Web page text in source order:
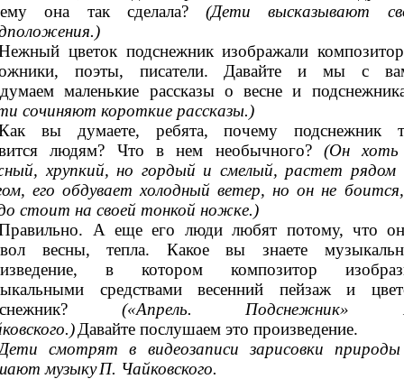
она так сделала?(Дети высказывают
цветок подснежник изображали
поэты, писатели. Давайте и мы с
маленькие рассказы о весне и
сочиняют короткие рассказы.)
вы думаете, ребята, почему подснежник
людям? Что в нем необычного? (Он
хрупкий, но гордый и смелый, растет рядом
его обдувает холодный ветер, но он не
стоит на своей тонкой ножке.)
А еще его люди любят потому, что
весны, тепла. Какое вы знаете
в котором композитор
средствами весенний пейзаж и
(«Апрель. Подснежник»
Давайте послушаем это произведение.
смотрят в видеозаписи зарисовки
музыкуП. Чайковского.